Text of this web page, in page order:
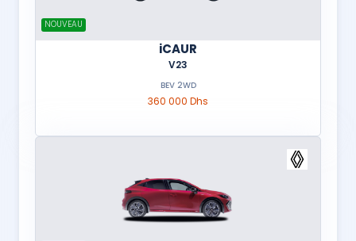
NOUVEAU
iCAUR
V23
BEV 2WD
360 000 Dhs